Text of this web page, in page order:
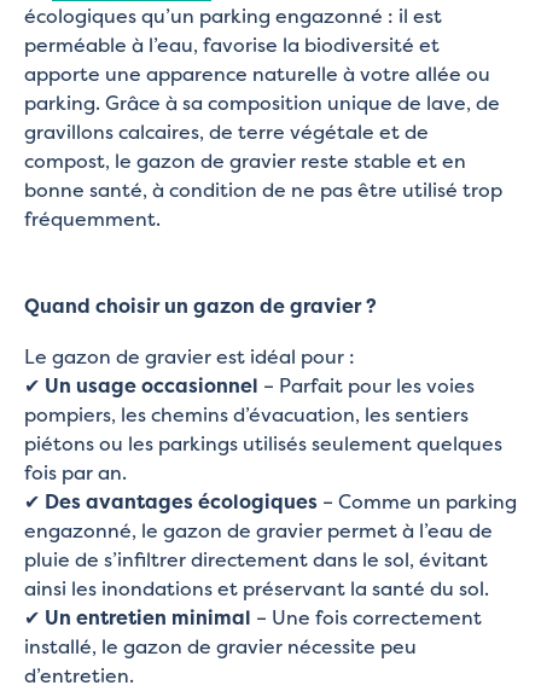
écologiques qu’un parking engazonné : il est
perméable à l’eau, favorise la biodiversité et
apporte une apparence naturelle à votre allée ou
parking. Grâce à sa composition unique de lave, de
gravillons calcaires, de terre végétale et de
compost, le gazon de gravier reste stable et en
bonne santé, à condition de ne pas être utilisé trop
fréquemment.
Quand choisir un gazon de gravier ?
Le gazon de gravier est idéal pour :
✔ Un usage occasionnel – Parfait pour les voies
pompiers, les chemins d’évacuation, les sentiers
piétons ou les parkings utilisés seulement quelques
fois par an.
✔ Des avantages écologiques – Comme un parking
engazonné, le gazon de gravier permet à l’eau de
pluie de s’infiltrer directement dans le sol, évitant
ainsi les inondations et préservant la santé du sol.
✔ Un entretien minimal – Une fois correctement
installé, le gazon de gravier nécessite peu
d’entretien.